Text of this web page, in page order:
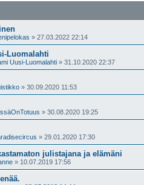
» 27.03.2022 22:14
Luomalahti
Uusi-Luomalahti » 31.10.2020 22:37
» 30.09.2020 11:53
» 30.08.2020 19:25
» 29.01.2020 17:30
julistajana ja elämäni
» 10.07.2019 17:56